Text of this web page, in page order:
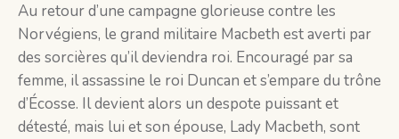
Au retour d’une campagne glorieuse contre les
Norvégiens, le grand militaire Macbeth est averti par
des sorcières qu’il deviendra roi. Encouragé par sa
femme, il assassine le roi Duncan et s’empare du trône
d’Écosse. Il devient alors un despote puissant et
détesté, mais lui et son épouse, Lady Macbeth, sont